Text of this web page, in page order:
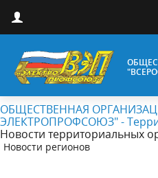
ОБЩЕСТВЕННАЯ
ЭЛЕКТРОПРОФСОЮЗ" -
Новости территориальных
Новости регионов